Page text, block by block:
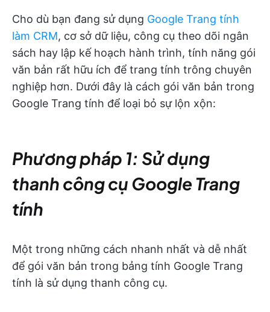
Cho dù bạn đang sử dụng Google Trang tính
làm CRM, cơ sở dữ liệu, công cụ theo dõi ngân
sách hay lập kế hoạch hành trình, tính năng gói
văn bản rất hữu ích để trang tính trông chuyên
nghiệp hơn. Dưới đây là cách gói văn bản trong
Google Trang tính để loại bỏ sự lộn xộn:
Phương pháp 1: Sử dụng
thanh công cụ Google Trang
tính
Một trong những cách nhanh nhất và dễ nhất
để gói văn bản trong bảng tính Google Trang
tính là sử dụng thanh công cụ.